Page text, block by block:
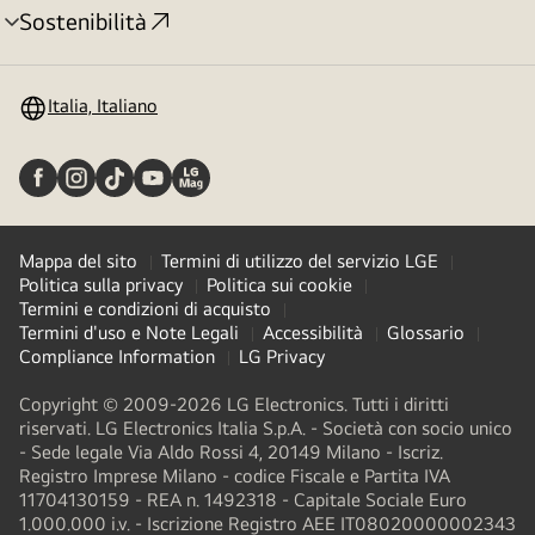
Sostenibilità
Attivazione
Italia, Italiano
Mappa del sito
Termini di utilizzo del servizio LGE
Politica sulla privacy
Politica sui cookie
Termini e condizioni di acquisto
Termini d'uso e Note Legali
Accessibilità
Glossario
Compliance Information
LG Privacy
Copyright © 2009-2026 LG Electronics. Tutti i diritti
riservati. LG Electronics Italia S.p.A. - Società con socio unico
- Sede legale Via Aldo Rossi 4, 20149 Milano - Iscriz.
Registro Imprese Milano - codice Fiscale e Partita IVA
11704130159 - REA n. 1492318 - Capitale Sociale Euro
1.000.000 i.v. - Iscrizione Registro AEE IT08020000002343​